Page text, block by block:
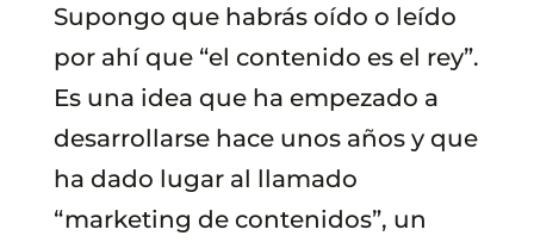
Supongo que habrás oído o leído
por ahí que “el contenido es el rey”.
Es una idea que ha empezado a
desarrollarse hace unos años y que
ha dado lugar al llamado
“marketing de contenidos”, un